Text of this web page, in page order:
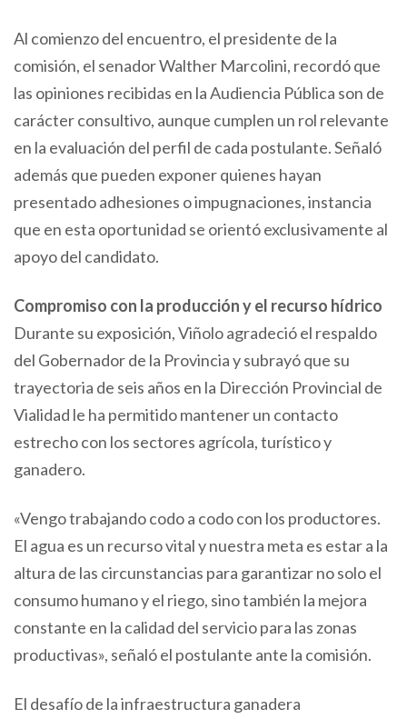
Al comienzo del encuentro, el presidente de la
comisión, el senador Walther Marcolini, recordó que
las opiniones recibidas en la Audiencia Pública son de
carácter consultivo, aunque cumplen un rol relevante
en la evaluación del perfil de cada postulante. Señaló
además que pueden exponer quienes hayan
presentado adhesiones o impugnaciones, instancia
que en esta oportunidad se orientó exclusivamente al
apoyo del candidato.
Compromiso con la producción y el recurso hídrico
Durante su exposición, Viñolo agradeció el respaldo
del Gobernador de la Provincia y subrayó que su
trayectoria de seis años en la Dirección Provincial de
Vialidad le ha permitido mantener un contacto
estrecho con los sectores agrícola, turístico y
ganadero.
«Vengo trabajando codo a codo con los productores.
El agua es un recurso vital y nuestra meta es estar a la
altura de las circunstancias para garantizar no solo el
consumo humano y el riego, sino también la mejora
constante en la calidad del servicio para las zonas
productivas», señaló el postulante ante la comisión.
El desafío de la infraestructura ganadera